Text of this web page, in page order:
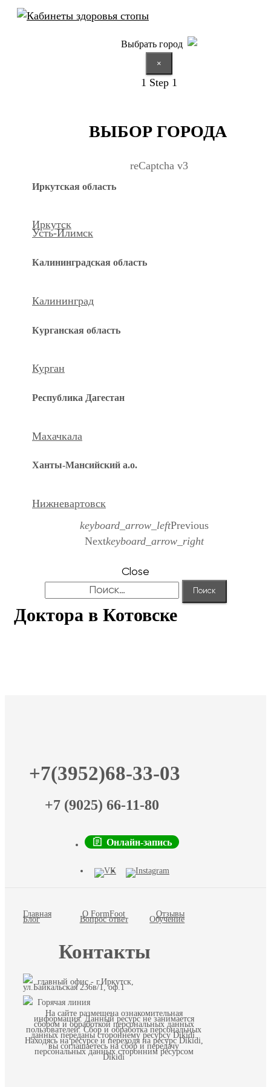
Выбрать город
×
1 Step 1
ВЫБОР ГОРОДА
reCaptcha v3
Иркутская область
Иркутск
Усть-Илимск
Калининградская область
Калининград
Курганская область
Курган
Республика Дагестан
Махачкала
Ханты-Мансийский а.о.
Нижневартовск
keyboard_arrow_leftPrevious
Nextkeyboard_arrow_right
Close
Доктора в Котовске
+7(3952)68-33-03
+7 (9025) 66-11-80
Онлайн-запись
Главная О FormFoot Отзывы
Блог Вопрос ответ Обучение
Контакты
главный офис - г.Иркутск,
ул.Байкальская 236в/1, оф.1
Горячая линия
На сайте размещена ознакомительная
информация. Данный ресурс не занимается
сбором и обработкой персональных данных
пользователей. Сбор и обработка персональных
данных переданы стороннему ресурсу Dikidi.
Находясь на ресурсе и переходя на ресурс Dikidi,
вы соглашаетесь на сбор и передачу
персональных данных сторонним ресурсом
Dikidi